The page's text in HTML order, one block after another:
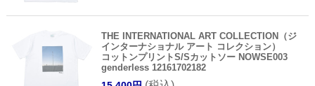
THE INTERNATIONAL ART COLLECTION（ジ
インターナショナル アート コレクション）
コットンプリントS/Sカットソー NOWSE003
genderless 12161702182